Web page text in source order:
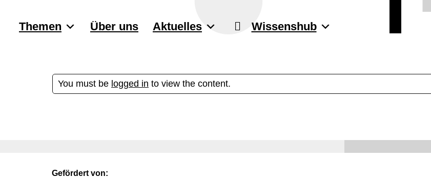
Themen Über uns Aktuelles Wissenshub
You must be logged in to view the content.
Gefördert von: